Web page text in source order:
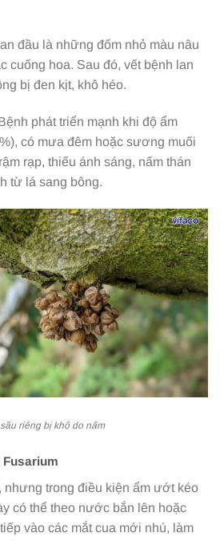
đầu là những đốm nhỏ màu nâu
cuống hoa. Sau đó, vết bệnh lan
bị đen kịt, khô héo.
phát triển mạnh khi độ ẩm
có mưa đêm hoặc sương muối
rạp, thiếu ánh sáng, nấm thán
từ lá sang bông.
riêng bị khô do nấm
Fusarium
nhưng trong điều kiện ẩm ướt kéo
có thể theo nước bắn lên hoặc
vào các mắt cua mới nhú, làm